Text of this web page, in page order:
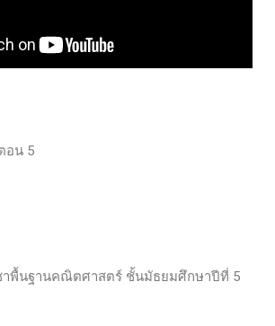
อน 5
าพื้นฐานคณิตศาสตร์ ชั้นมัธยมศึกษาปีที่ 5